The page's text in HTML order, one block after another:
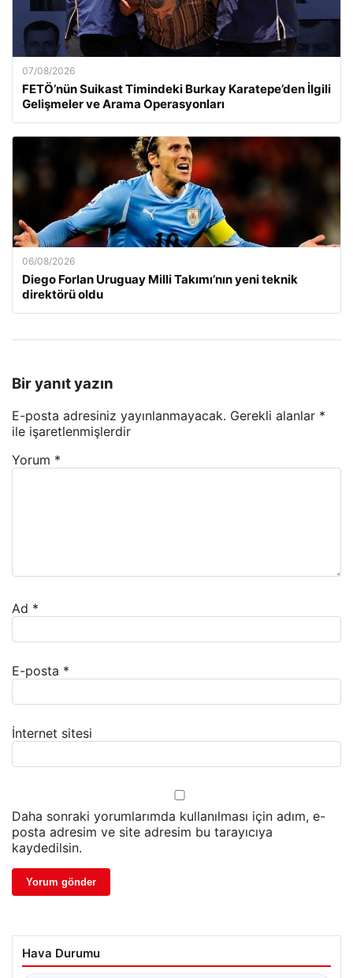
07/08/2026
FETÖ’nün Suikast Timindeki Burkay Karatepe’den İlgili
Gelişmeler ve Arama Operasyonları
06/08/2026
Diego Forlan Uruguay Milli Takımı’nın yeni teknik
direktörü oldu
Bir yanıt yazın
E-posta adresiniz yayınlanmayacak. Gerekli alanlar *
ile işaretlenmişlerdir
Yorum *
Ad *
E-posta *
İnternet sitesi
Daha sonraki yorumlarımda kullanılması için adım, e-
posta adresim ve site adresim bu tarayıcıya
kaydedilsin.
Hava Durumu